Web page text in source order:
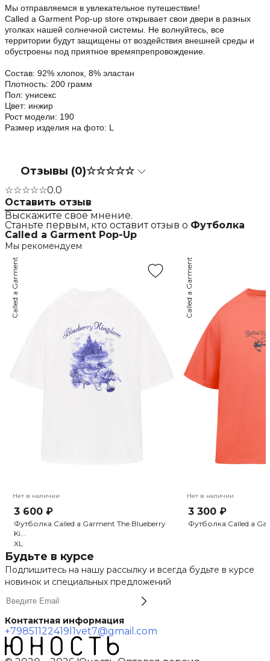
Мы отправляемся в увлекательное путешествие!
Called a Garment Pop-up store открывает свои двери в разных
уголках нашей солнечной системы. Не волнуйтесь, все
территории будут защищены от воздействия внешней среды и
обустроены под приятное времяпрепровождение.
Состав: 92% хлопок, 8% эластан
Плотность: 200 грамм
Пол: унисекс
Цвет: инжир
Рост модели: 190
Размер изделия на фото: L
Отзывы (0)☆☆☆☆☆
☆☆☆☆☆0.0
Оставить отзыв
Выскажите свое мнение.
Станьте первым, кто оставит отзыв о Футболка
Called a Garment Pop-Up
Мы рекомендуем
Нет в наличии
Called a Garment
3 600 ₽
Футболка Called a Garment The Blueberry
Ki...
XL
Нет в наличии
Called a Garment
3 300 ₽
Футболка Called a
Будьте в курсе
Подпишитесь на нашу рассылку и всегда будьте в курсе
новинок и специальных предложений
Контактная информация
+79851122419 l1vet7@gmail.com